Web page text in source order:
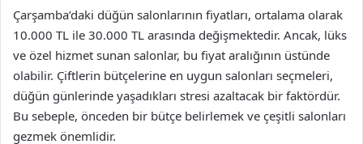
Çarşamba’daki düğün salonlarının fiyatları, ortalama olarak
10.000 TL ile 30.000 TL arasında değişmektedir. Ancak, lüks
ve özel hizmet sunan salonlar, bu fiyat aralığının üstünde
olabilir. Çiftlerin bütçelerine en uygun salonları seçmeleri,
düğün günlerinde yaşadıkları stresi azaltacak bir faktördür.
Bu sebeple, önceden bir bütçe belirlemek ve çeşitli salonları
gezmek önemlidir.